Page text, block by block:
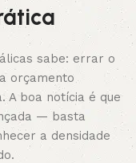
sabe: errar o
orçamento
A boa notícia é que
— basta
a densidade